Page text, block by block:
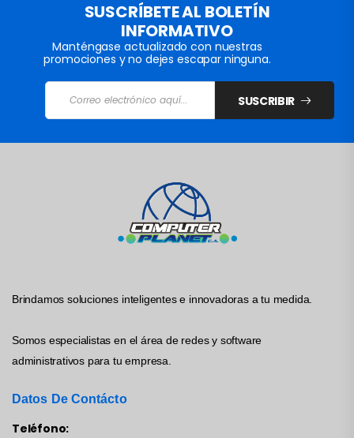
SUSCRÍBETE AL BOLETÍN
INFORMATIVO
Manténgase actualizado con nuestras
promociones y no dejes escapar ninguna.
SUSCRIBIR
Brindamos soluciones inteligentes e innovadoras a tu medida.
Somos especialistas en el área de redes y software
administrativos para tu empresa.
Datos De Contácto
Teléfono: